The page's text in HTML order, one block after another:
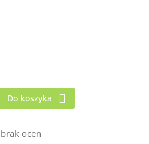
Do koszyka
brak ocen